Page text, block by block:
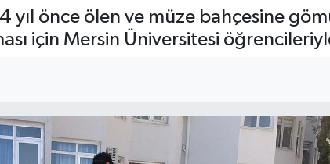
yıl önce ölen ve müze bahçesine
için Mersin Üniversitesi